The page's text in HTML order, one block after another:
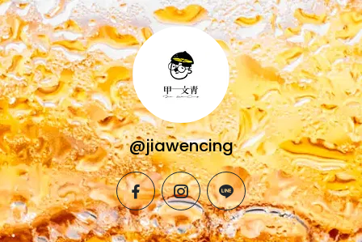
@jiawencing
facebookinstagram
line